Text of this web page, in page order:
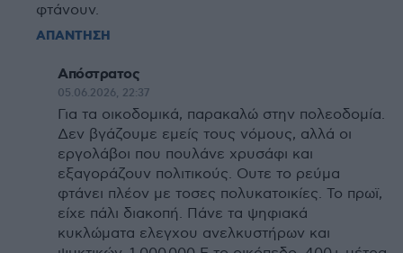
φτάνουν.
ΑΠΑΝΤΗΣΗ
Απόστρατος
05.06.2026, 22:37
Για τα οικοδομικά, παρακαλώ στην πολεοδομία.
Δεν βγάζουμε εμείς τους νόμους, αλλά οι
εργολάβοι που πουλάνε χρυσάφι και
εξαγοράζουν πολιτικούς. Ουτε το ρεύμα
φτάνει πλέον με τοσες πολυκατοικίες. Το πρωϊ,
είχε πάλι διακοπή. Πάνε τα ψηφιακά
κυκλώματα ελεγχου ανελκυστήρων και